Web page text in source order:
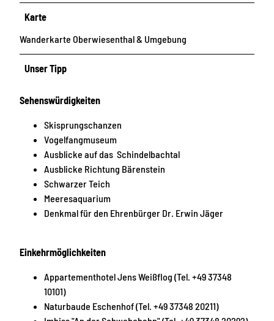
Karte
Wanderkarte Oberwiesenthal & Umgebung
Unser Tipp
Sehenswürdigkeiten
Skisprungschanzen
Vogelfangmuseum
Ausblicke auf das Schindelbachtal
Ausblicke Richtung Bärenstein
Schwarzer Teich
Meeresaquarium
Denkmal für den Ehrenbürger Dr. Erwin Jäger
Einkehrmöglichkeiten
Appartementhotel Jens Weißflog (Tel. +49 37348
10101)
Naturbaude Eschenhof (Tel. +49 37348 20211)